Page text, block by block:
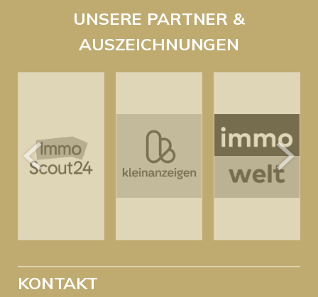
UNSERE PARTNER &
AUSZEICHNUNGEN
KONTAKT